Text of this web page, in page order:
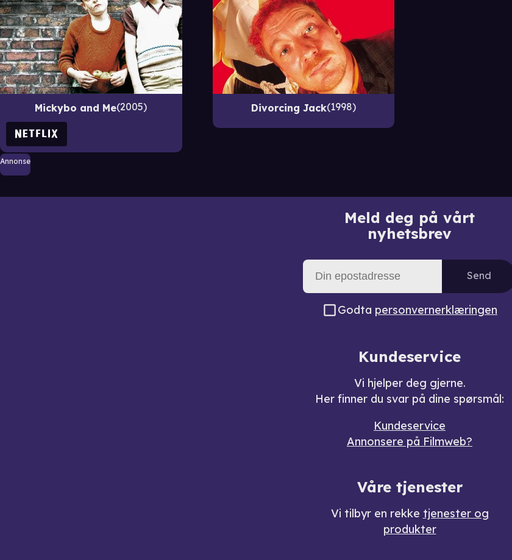
Mickybo and Me 2005 Divorcing Jack 1998
Annonse
Meld deg på vårt
nyhetsbrev
Send
Godta personvernerklæringen
Kundeservice
Vi hjelper deg gjerne.
Her finner du svar på dine spørsmål:
Kundeservice
Annonsere på Filmweb?
Våre tjenester
Vi tilbyr en rekke tjenester og
produkter